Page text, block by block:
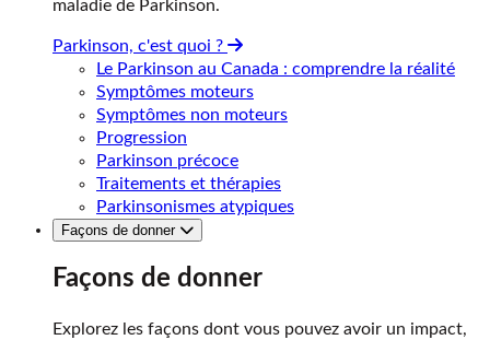
maladie de Parkinson.
Parkinson, c'est quoi ?
Le Parkinson au Canada : comprendre la réalité
Symptômes moteurs
Symptômes non moteurs
Progression
Parkinson précoce
Traitements et thérapies
Parkinsonismes atypiques
Façons de donner
Façons de donner
Explorez les façons dont vous pouvez avoir un impact,